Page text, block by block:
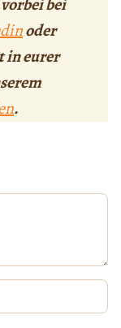
bei
oder
in eurer
.